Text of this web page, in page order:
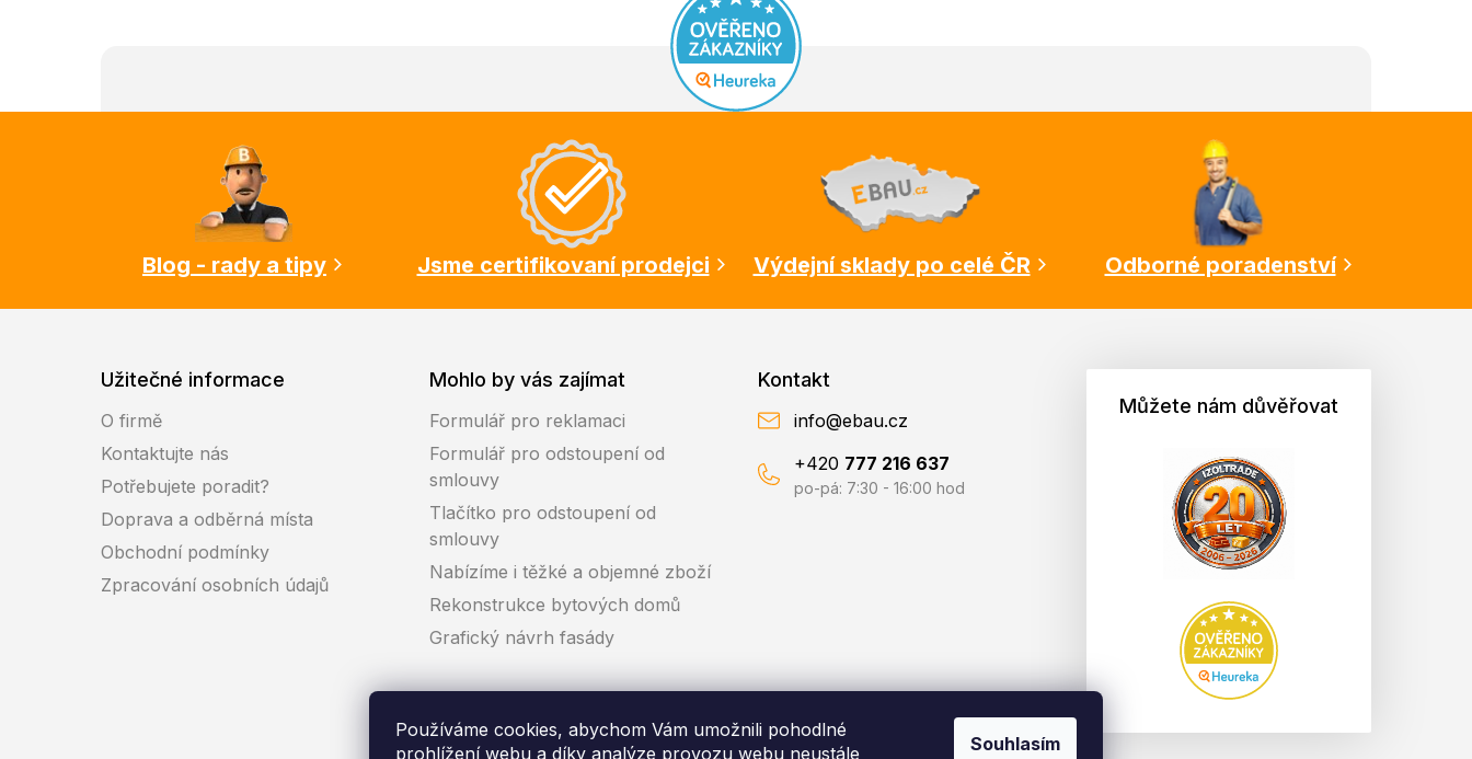
Používáme cookies, abychom Vám umožnili pohodlné
prohlížení webu a díky analýze provozu webu neustále
Souhlasím
Blog - rady a tipy
Jsme certifikovaní prodejci Výdejní sklady po celé ČR Odborné poradenství
Užitečné informace
O firmě
Kontaktujte nás
Potřebujete poradit?
Doprava a odběrná místa
Obchodní podmínky
Zpracování osobních údajů
Mohlo by vás zajímat
Formulář pro reklamaci
Formulář pro odstoupení od
smlouvy
Tlačítko pro odstoupení od
smlouvy
Nabízíme i těžké a objemné zboží
Rekonstrukce bytových domů
Grafický návrh fasády
Kontakt
info@ebau.cz
+420 777 216 637
po-pá: 7:30 - 16:00 hod
Můžete nám důvěřovat